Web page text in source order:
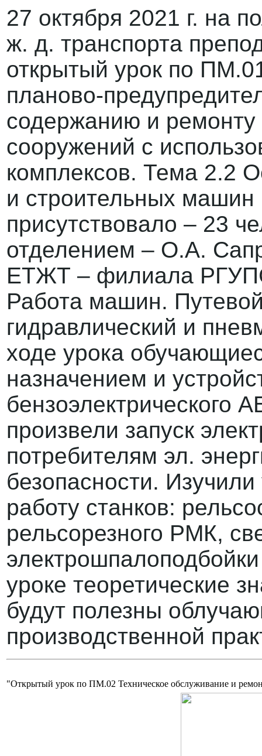
27 октября 2021 г. на
ж. д. транспорта
открытый урок по
планово-
содержанию и
сооружений с
комплексов. Тема 2.2
и строительных машин
присутствовало – 23
отделением – О.А.
ЕТЖТ – филиала
Работа машин.
гидравлический и
ходе урока
назначением и
бензоэлектрического
произвели запуск
потребителям эл.
безопасности.
работу станков:
рельсорезного РМК,
уроке теоретические
будут полезны
производственной
"Открытый урок по ПМ.02 Техническое обслуживание и